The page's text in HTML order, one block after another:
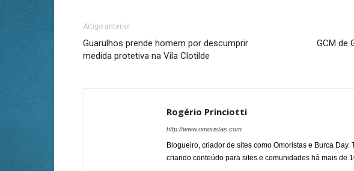
Artigo anterior
Guarulhos prende homem por descumprir
medida protetiva na Vila Clotilde
GCM de
Rogério Princiotti
http://www.omoristas.com
Blogueiro, criador de sites como Omoristas e Burca
criando conteúdo para sites e comunidades há mais de